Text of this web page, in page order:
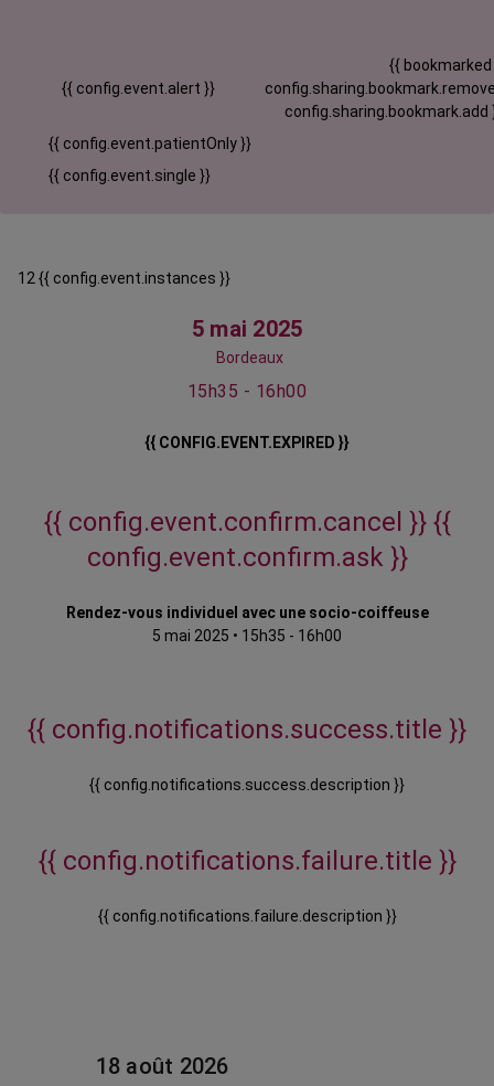
{{ config.event.alert }}
{{ bookmarked
config.sharing.bookmark.add
{{ config.event.patientOnly }}
{{ config.event.single }}
12 {{ config.event.instances }}
5 mai 2025
Bordeaux
15h35 - 16h00
{{ CONFIG.EVENT.EXPIRED }}
{{ config.event.confirm.cancel }} {{
config.event.confirm.ask }}
Rendez-vous individuel avec une socio-coiffeuse
5 mai 2025 • 15h35 - 16h00
{{ config.notifications.success.title }}
{{ config.notifications.success.description }}
{{ config.notifications.failure.title }}
{{ config.notifications.failure.description }}
18 août 2026